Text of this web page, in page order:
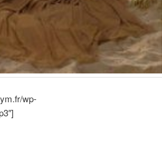
wp-